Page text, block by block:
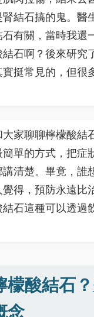
結石搞的鬼。醫
有關，當時我還
石啊？後來研究
挺常見的，但很
家聊聊檸檬酸結
單的方式，把症
清楚。畢竟，誰
得，預防永遠比
石這種可以透過
檬酸結石
念